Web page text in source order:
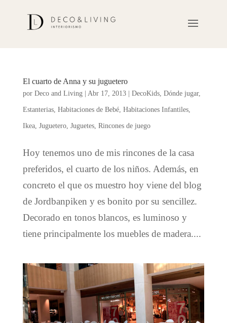
El cuarto de Anna y su juguetero
por Deco and Living| Abr 17, 2013| DecoKids, Dónde jugar,
Estanterias, Habitaciones de Bebé, Habitaciones Infantiles,
Ikea, Juguetero, Juguetes, Rincones de juego
Hoy tenemos uno de mis rincones de la casa
preferidos, el cuarto de los niños. Además, en
concreto el que os muestro hoy viene del blog
de Jordbanpiken y es bonito por su sencillez.
Decorado en tonos blancos, es luminoso y
tiene principalmente los muebles de madera....